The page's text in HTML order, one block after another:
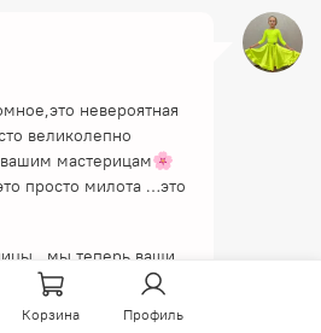
невероятная
великолепно
мастерицам🌸
просто милота …это
теперь ваши
Корзина Профиль